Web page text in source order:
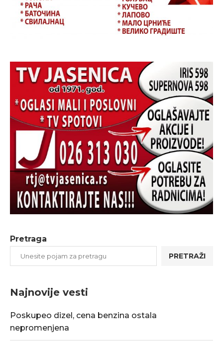
Pretraga
PRETRAŽI
Najnovije vesti
Poskupeo dizel, cena benzina ostala
nepromenjena